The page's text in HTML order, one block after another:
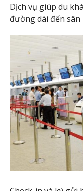
Dịch vụ giúp du
đường dài đến sân